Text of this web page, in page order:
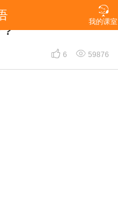

我的课室
是把颜值高的人叫作
?
 6  59876